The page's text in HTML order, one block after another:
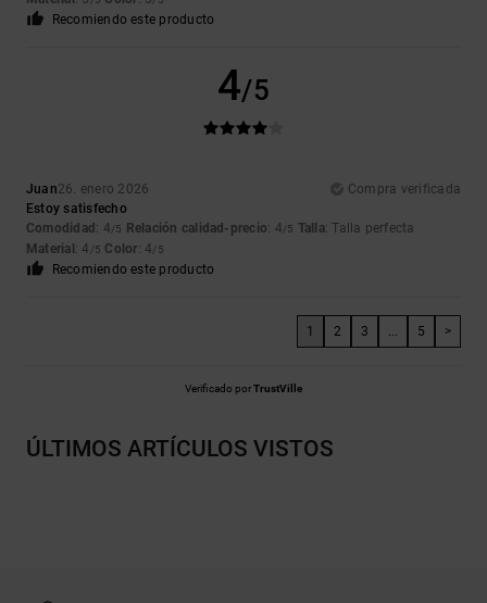
Recomiendo este producto
4/5
Juan26. enero 2026
Compra verificada
Estoy satisfecho
Comodidad : 4/5 Relación calidad-precio: 4/5 Talla: Talla perfecta
Material : 4 /5 Color: 4/5
Recomiendo este producto
1 2 3 ... 5 >
Verificado porTrustVille
ÚLTIMOS ARTÍCULOS VISTOS